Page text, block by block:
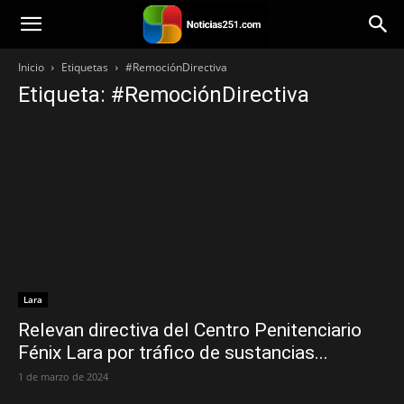
Noticias251
Inicio Etiquetas #RemociónDirectiva
Etiqueta: #RemociónDirectiva
Lara
Relevan directiva del Centro Penitenciario
Fénix Lara por tráfico de sustancias...
1 de marzo de 2024